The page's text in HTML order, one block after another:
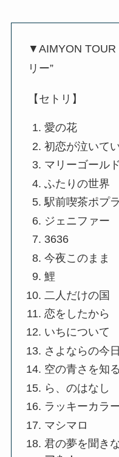
▼AIMYON TOUR
リー”
【セトリ】
愛の花
初恋が泣いて
マリーゴールド
ふたりの世界
駅前喫茶ポプラ
ジェニファー
3636
今夜このまま
鯉
二人だけの国
恋をしたから
いちについて
さよならの今
空の青さを知
ら、のはなし
ラッキーカラ
マシマロ
君の夢を聞き